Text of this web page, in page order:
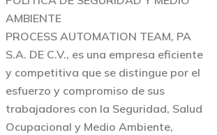
AMBIENTE
PROCESS AUTOMATION TEAM, PA
S.A. DE C.V., es una empresa eficiente
y competitiva que se distingue por el
esfuerzo y compromiso de sus
trabajadores con la Seguridad, Salud
Ocupacional y Medio Ambiente,